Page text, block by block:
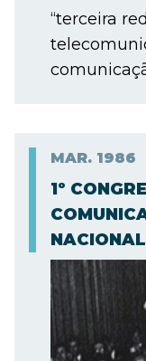
“terceira
MAR. 1986
1º
NACIONAL